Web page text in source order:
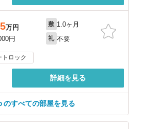
万円
円
敷 1.0ヶ月
礼 不要
トロック
詳細を見る
のすべての部屋を見る